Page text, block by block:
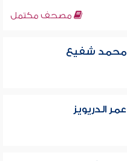
مصحف مكتمل
محمد شفيع
عمر الدريويز